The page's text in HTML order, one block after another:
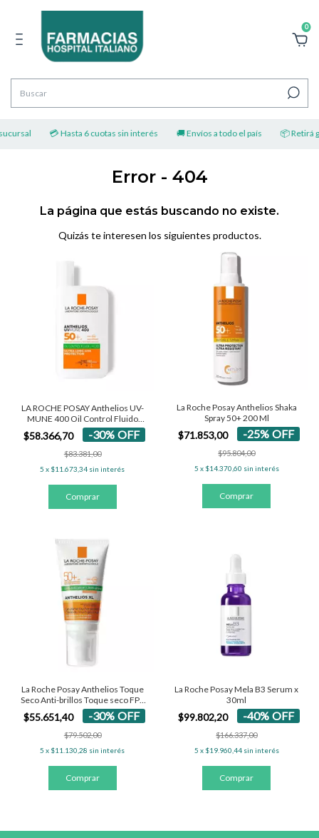
0
💳 Hasta 6 cuotas sin interés 🚚 Envíos a todo el país 📦 Retirá
Error - 404
La página que estás buscando no existe.
Quizás te interesen los siguientes productos.
LA ROCHE POSAY Anthelios UV-
MUNE 400 Oil Control Fluido
SPF50+
$58.366,70 -30%OFF
$83.381,00
5 x $11.673,34 sin interés
La Roche Posay Anthelios Shaka
Spray 50+ 200 Ml
$71.853,00 -25% OFF
$95.804,00
5 x $14.370,60 sin interés
La Roche Posay Anthelios Toque
Seco Anti-brillos Toque seco FPS
50+ - Con Color 50 Ml
$55.651,40 -30%OFF
$79.502,00
5 x $11.130,28 sin interés
La Roche Posay Mela B3 Serum x
30ml
$99.802,20 -40% OFF
$166.337,00
5 x $19.960,44 sin interés